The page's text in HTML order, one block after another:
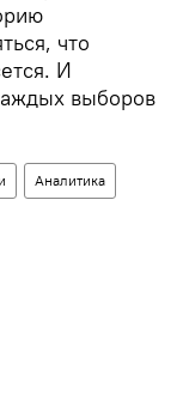
что
И
выборов
Аналитика